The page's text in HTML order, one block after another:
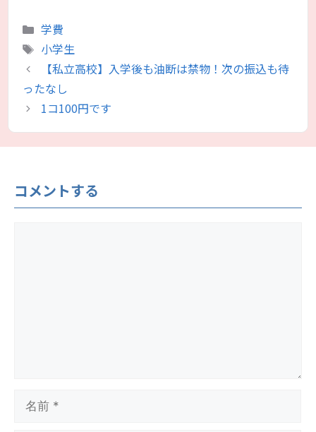
カ
テ
ゴ
リ
ー
学費
タ
グ
小学生
【私立高校】入学後も油断は禁物！次の振込も待
ったなし
1コ100円です
コメントする